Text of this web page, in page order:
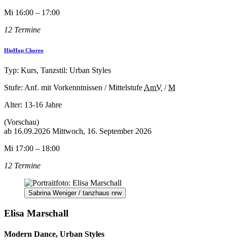
Mi 16:00 – 17:00
12 Termine
HipHop Choreo
Typ: Kurs, Tanzstil: Urban Styles
Stufe: Anf. mit Vorkenntnissen / Mittelstufe AmV /M
Alter: 13-16 Jahre
(Vorschau)
ab 16.09.2026 Mittwoch, 16. September 2026
Mi 17:00 – 18:00
12 Termine
Sabrina Weniger / tanzhaus nrw
Elisa Marschall
Modern Dance, Urban Styles